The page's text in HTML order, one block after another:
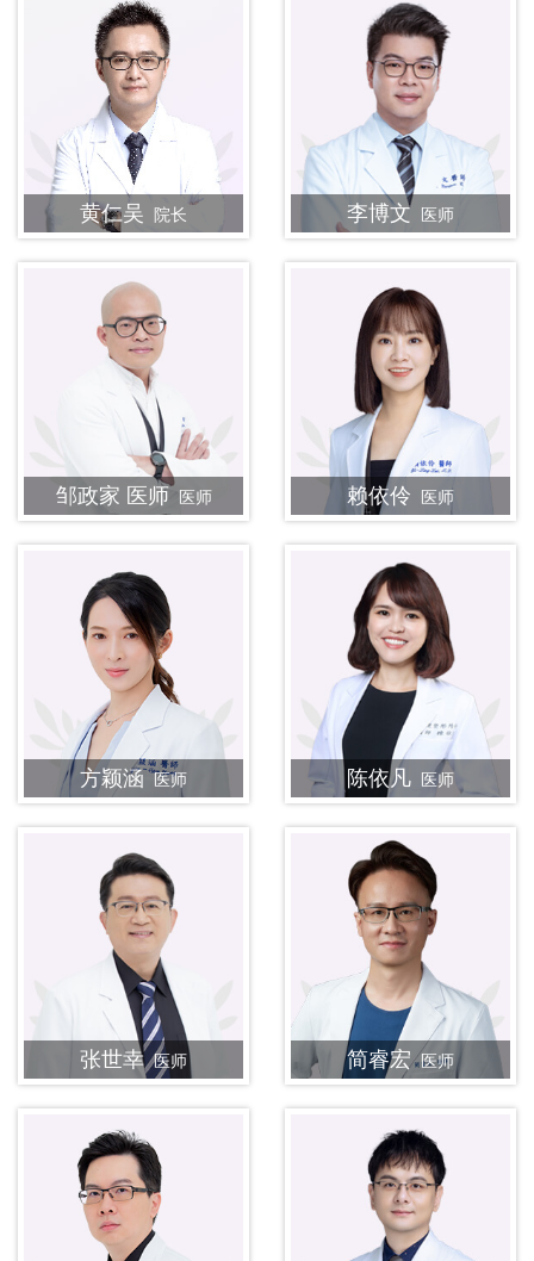
黄仁吴 院长 李博文 医师
邹政家 医师 医师 赖依伶 医师
方颖涵 医师 陈依凡 医师
张世幸 医师 简睿宏 医师